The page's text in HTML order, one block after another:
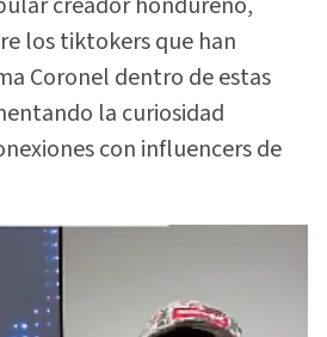
los tiktokers que han
Coronel dentro de estas
la curiosidad
con influencers de